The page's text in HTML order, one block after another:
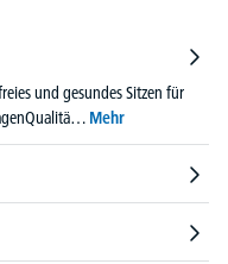
und gesundes Sitzen für
Mehr